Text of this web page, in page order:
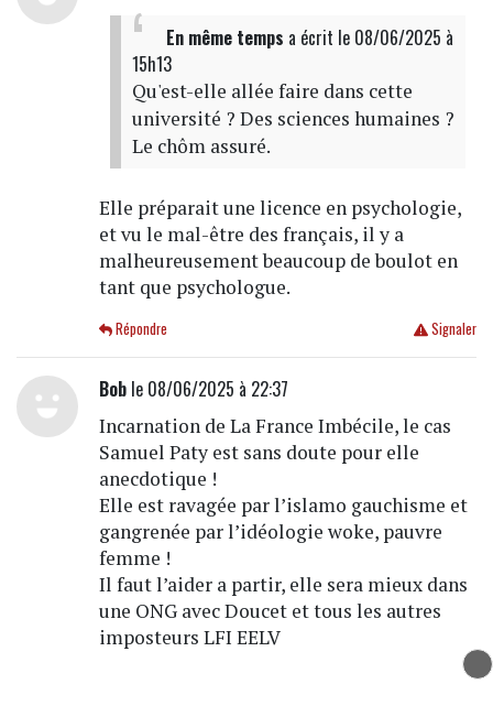
En même temps a écrit le 08/06/2025 à
15h13
Qu'est-elle allée faire dans cette
université ? Des sciences humaines ?
Le chôm assuré.
Elle préparait une licence en psychologie,
et vu le mal-être des français, il y a
malheureusement beaucoup de boulot en
tant que psychologue.
Signaler
Répondre
Boble 08/06/2025 à 22:37
Incarnation de La France Imbécile, le cas
Samuel Paty est sans doute pour elle
anecdotique !
Elle est ravagée par l’islamo gauchisme et
gangrenée par l’idéologie woke, pauvre
femme !
Il faut l’aider a partir, elle sera mieux dans
une ONG avec Doucet et tous les autres
imposteurs LFI EELV
Signaler